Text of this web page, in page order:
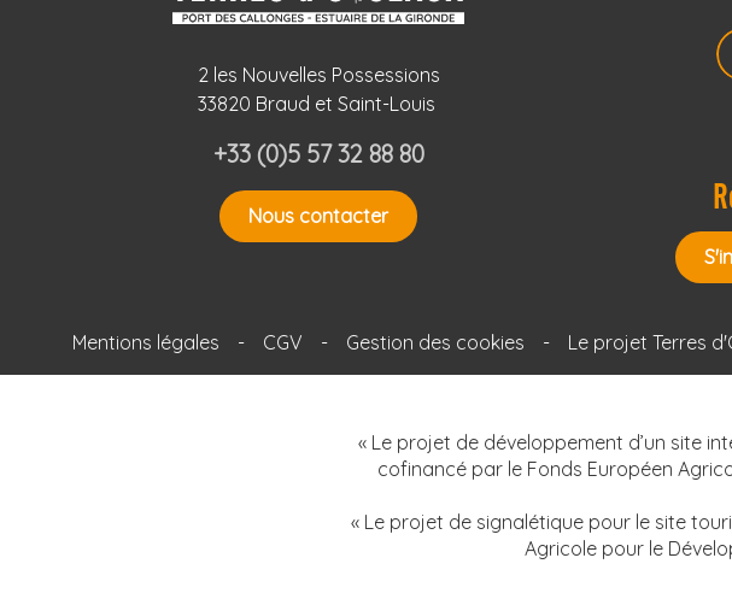
2 les Nouvelles Possessions
33820 Braud et Saint-Louis
+33 (0)5 57 32 88 80
Nous contacter
Mentions légales - CGV - Gestion des cookies - Le projet Terres
« Le projet de développement d’un site
cofinancé par le Fonds Européen
« Le projet de signalétique pour le site
Agricole pour le